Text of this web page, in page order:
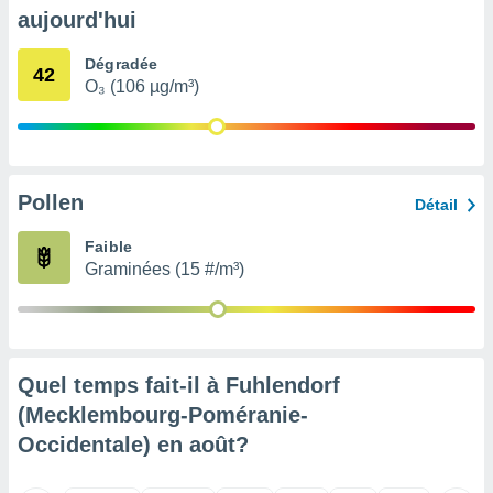
ou
de la
non
des
le
en
le
aujourd'hui
42 Dégradée
O₃ (106 µg/m³)
Pollen Détail
Faible
Graminées (15 #/m³)
Quel temps fait-il à Fuhlendorf
(Mecklembourg-Poméranie-
Occidentale) en août?